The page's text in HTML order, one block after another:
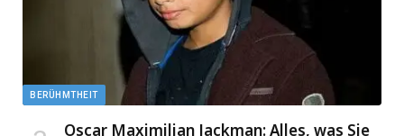
BERÜHMTHEIT
Oscar Maximilian Jackman: Alles, was Sie